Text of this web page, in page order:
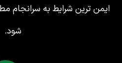
ایمن ترین شرایط به سرانجام
شود.